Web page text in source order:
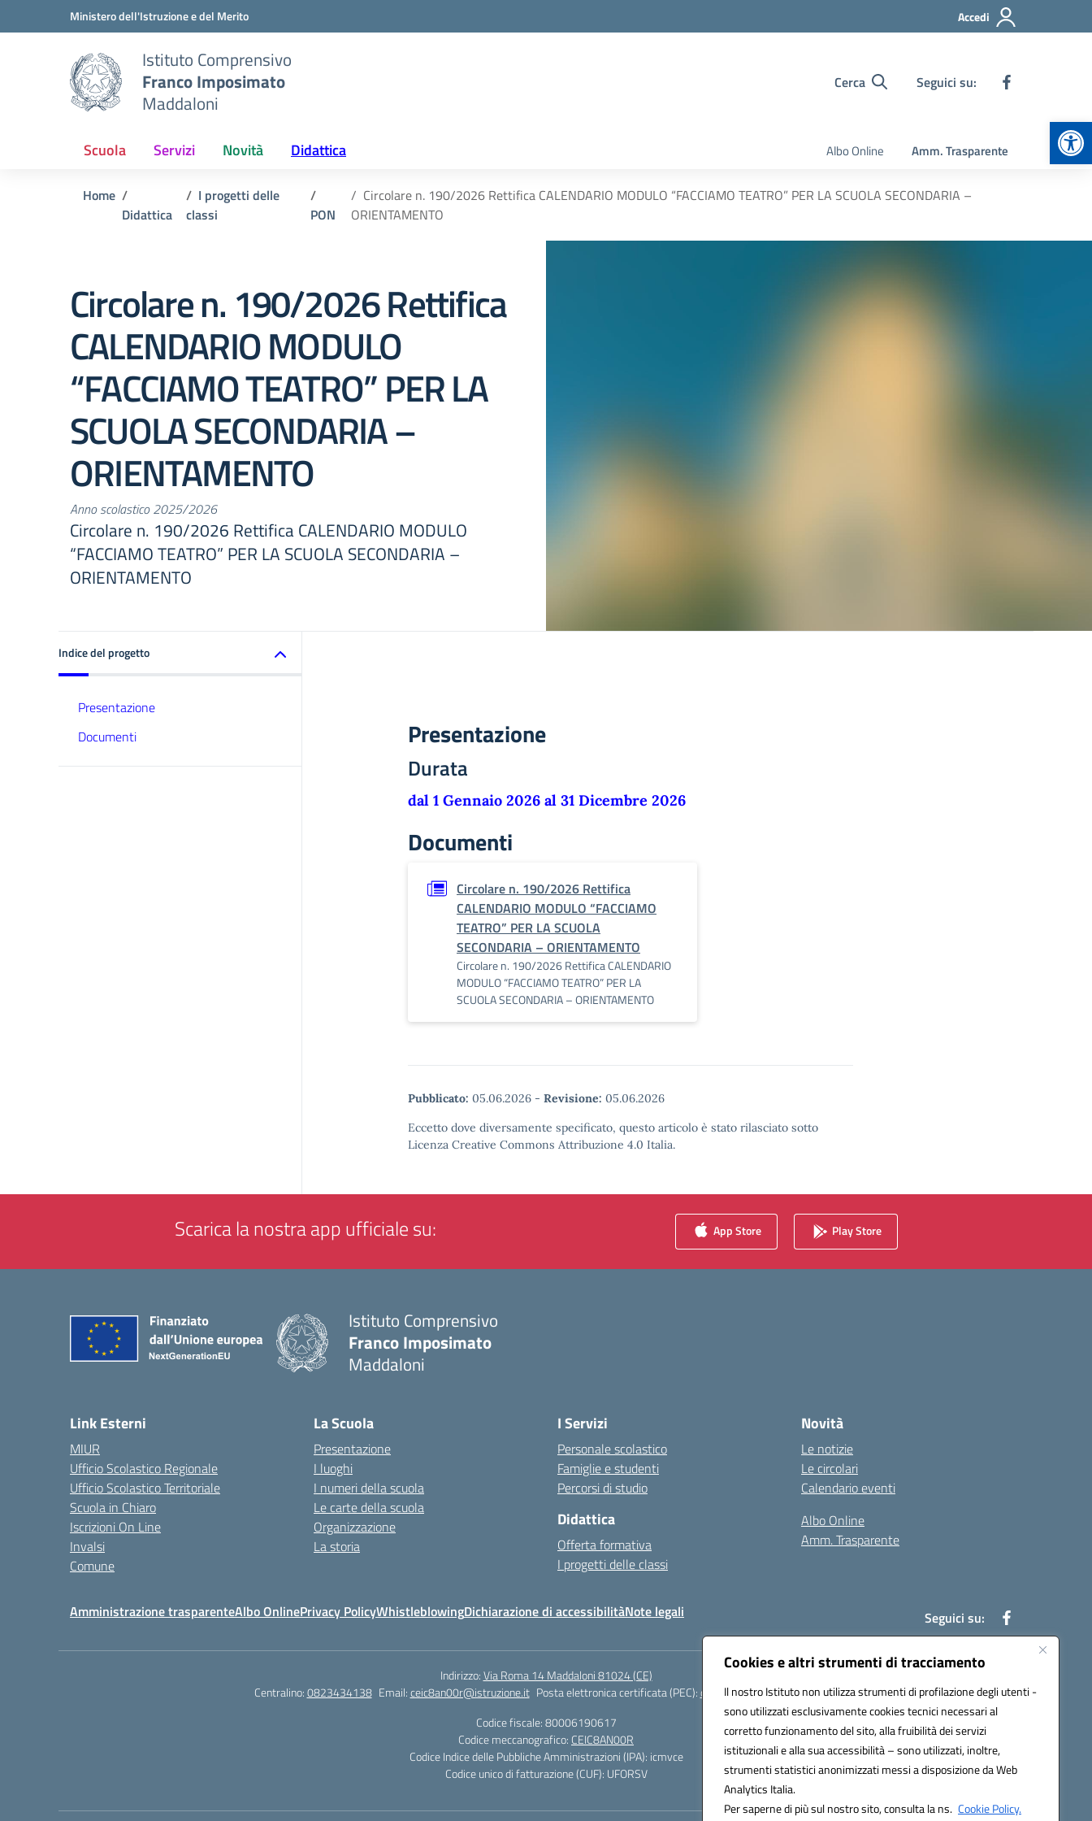
Cookies e altri strumenti di tracciamento
Il nostro Istituto non utilizza strumenti di profilazione degli utenti -
sono utilizzati esclusivamente cookies tecnici necessari al
corretto funzionamento del sito, alla fruibilità dei servizi
istituzionali e alla sua accessibilità – sono utilizzati, inoltre,
strumenti statistici anonimizzati messi a disposizione da Web
Analytics Italia.
Per saperne di più sul nostro sito, consulta la ns. Cookie Policy.
Vai ai contenuti
Vai al menu di navigazioneMinistero dell'Istruzione e del Merito Accedi
Istituto Comprensivo
Franco Imposimato
Maddaloni
Cerca Seguici su:
Scuola Servizi Novità Didattica Albo Online Amm. Trasparente
Home
Didattica
I progetti delle
classi
PON
Circolare n. 190/2026 Rettifica CALENDARIO MODULO “FACCIAMO TEATRO” PER LA SCUOLA SECONDARIA –
ORIENTAMENTO
Circolare n. 190/2026 Rettifica
CALENDARIO MODULO
“FACCIAMO TEATRO” PER LA
SCUOLA SECONDARIA –
ORIENTAMENTO
Anno scolastico 2025/2026
Circolare n. 190/2026 Rettifica CALENDARIO MODULO
“FACCIAMO TEATRO” PER LA SCUOLA SECONDARIA –
ORIENTAMENTO
Indice del progetto
Presentazione
Documenti
Presentazione
Durata
dal 1 Gennaio 2026 al 31 Dicembre 2026
Documenti
Circolare n. 190/2026 Rettifica
CALENDARIO MODULO “FACCIAMO
TEATRO” PER LA SCUOLA
SECONDARIA – ORIENTAMENTO
Circolare n. 190/2026 Rettifica CALENDARIO
MODULO “FACCIAMO TEATRO” PER LA
SCUOLA SECONDARIA – ORIENTAMENTO
Pubblicato: 05.06.2026 - Revisione: 05.06.2026
Eccetto dove diversamente specificato, questo articolo è stato rilasciato sotto
Licenza Creative Commons Attribuzione 4.0 Italia.
Scarica la nostra app ufficiale su: App Store Play Store
Istituto Comprensivo
Franco Imposimato
Maddaloni
Link Esterni
MIUR
Ufficio Scolastico Regionale
Ufficio Scolastico Territoriale
Scuola in Chiaro
Iscrizioni On Line
Invalsi
Comune
La Scuola
Presentazione
I luoghi
I numeri della scuola
Le carte della scuola
Organizzazione
La storia
I Servizi
Personale scolastico
Famiglie e studenti
Percorsi di studio
Didattica
Offerta formativa
I progetti delle classi
Novità
Le notizie
Le circolari
Calendario eventi
Albo Online
Amm. Trasparente
Amministrazione trasparenteAlbo OnlinePrivacy PolicyWhistleblowingDichiarazione di accessibilitàNote legali Seguici su:
Indirizzo:Via Roma 14 Maddaloni 81024 (CE)
Centralino:0823434138 Email:ceic8an00r@istruzione.it Posta elettronica certificata (PEC):ceic8an00r@pec.istruzione.it
Codice fiscale: 80006190617
Codice meccanografico: CEIC8AN00R
Codice Indice delle Pubbliche Amministrazioni (IPA): icmvce
Codice unico di fatturazione (CUF): UFORSV